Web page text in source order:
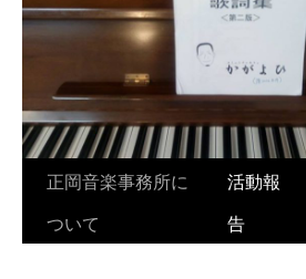
ッ
プ
正岡音楽事務所に
ついて
活動報
告